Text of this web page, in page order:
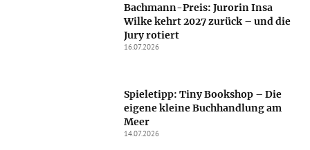
Bachmann-Preis: Jurorin Insa
Wilke kehrt 2027 zurück – und die
Jury rotiert
16.07.2026
Spieletipp: Tiny Bookshop – Die
eigene kleine Buchhandlung am
Meer
14.07.2026